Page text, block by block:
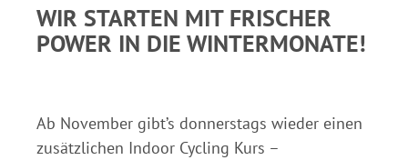
WIR STARTEN MIT FRISCHER
POWER IN DIE WINTERMONATE!
Ab November gibt’s donnerstags wieder einen
zusätzlichen Indoor Cycling Kurs –